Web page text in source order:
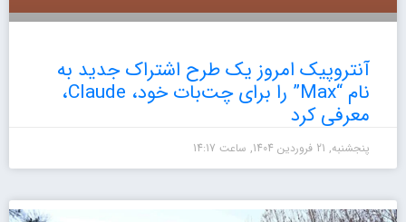
آنتروپیک امروز یک طرح اشتراک جدید به
نام “Max” را برای چت‌بات خود، Claude،
معرفی کرد
پنجشنبه, 21 فروردین 1404, ساعت 14:17